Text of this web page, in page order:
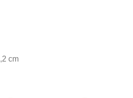
cm